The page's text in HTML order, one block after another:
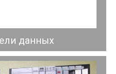
данных